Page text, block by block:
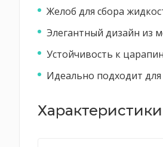
Желоб для сбора
Элегантный дизайн из
Устойчивость к
Идеально подходит
Характеристики